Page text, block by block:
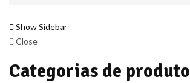
Show Sidebar
Close
Categorias de produto